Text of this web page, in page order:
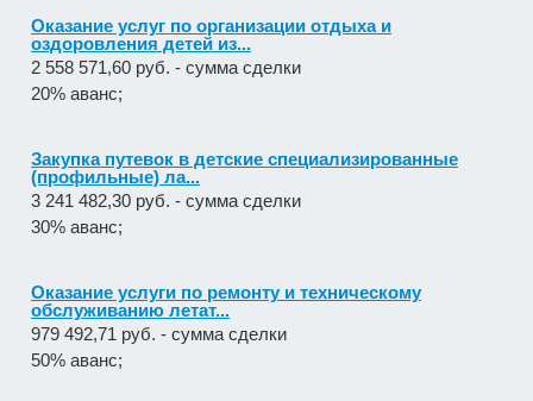
оздоровления детей из...
2 558 571,60 руб. - сумма сделки
20% аванс;
(профильные) ла...
3 241 482,30 руб. - сумма сделки
30% аванс;
обслуживанию летат...
979 492,71 руб. - сумма сделки
50% аванс;